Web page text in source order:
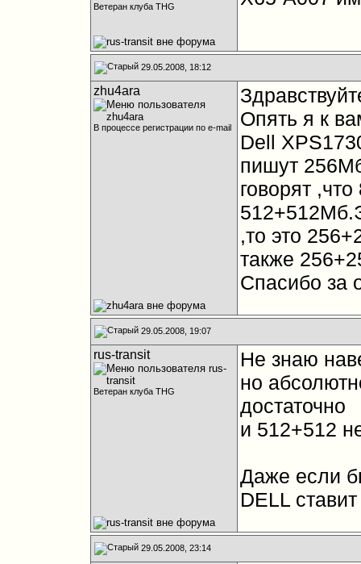
Ветеран клуба THG
29.05.2008, 18:12
zhu4ara
В процессе регистрации по e-mail
Опять я к
Dell
пишут
говорят
,то это
также
Спасибо за
29.05.2008, 19:07
rus-transit
Ветеран клуба THG
Не знаю
но
достаточно
и 512+512
Даже если
DELL
29.05.2008, 23:14